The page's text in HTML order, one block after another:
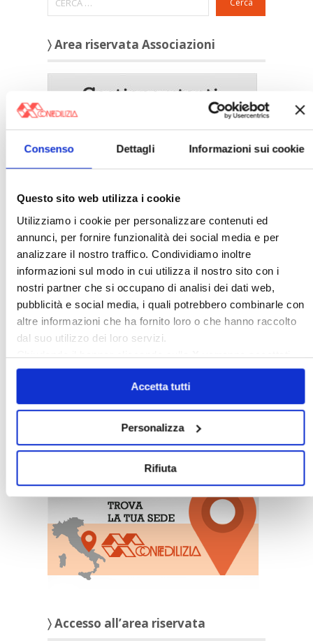
Consenso Dettagli Informazioni sui cookie
Questo sito web utilizza i cookie
Utilizziamo i cookie per personalizzare contenuti ed
annunci, per fornire funzionalità dei social media e per
analizzare il nostro traffico. Condividiamo inoltre
informazioni sul modo in cui utilizza il nostro sito con i
nostri partner che si occupano di analisi dei dati web,
pubblicità e social media, i quali potrebbero combinarle con
altre informazioni che ha fornito loro o che hanno raccolto
dal suo utilizzo dei loro servizi.
Chiudendo il banner cliccando sullaXverranno accettati
solo i cookie necessari.
Accetta tutti
Personalizza
Rifiuta
Cerca
〉 Area riservata Associazioni
〉 5 ragioni per aderire a Confedilizia
〉 Sedi Territoriali
〉 Accesso all’area riservata